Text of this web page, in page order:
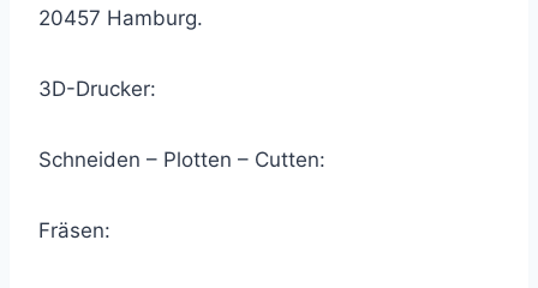
20457 Hamburg.
3D-Drucker:
Schneiden – Plotten – Cutten:
Fräsen: